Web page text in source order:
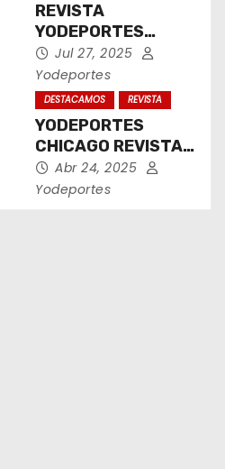
REVISTA
YODEPORTES
CHICAGO JULIO
2025
Jul 27, 2025
Yodeportes
DESTACAMOS REVISTA
YODEPORTES
CHICAGO REVISTA
IMPRESA ABRIL
2025
Abr 24, 2025
Yodeportes